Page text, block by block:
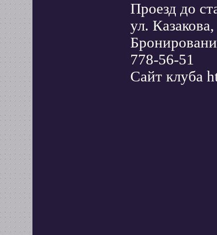
Проезд до
ул.
778-56-51
Сайт клуба